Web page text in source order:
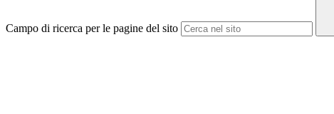
Campo di ricerca per le pagine del sito